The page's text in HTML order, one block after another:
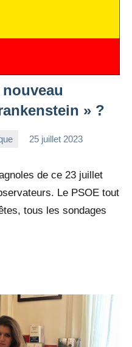
» ?
25 juillet 2023
de ce 23 juillet
Le PSOE tout
tous les sondages